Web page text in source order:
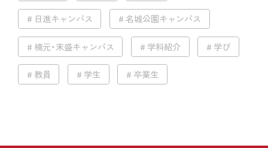
日進キャンパス 名城公園キャンパス
楠元・末盛キャンパス 学科紹介 学び
教員 学生 卒業生